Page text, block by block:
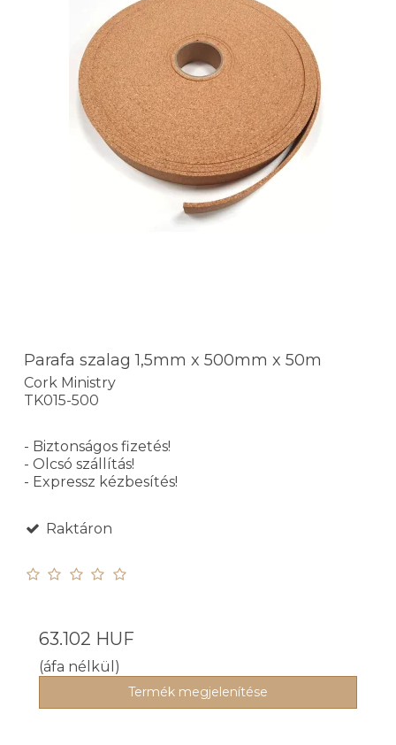
Parafa szalag 1,5mm x 500mm x 50m
Cork Ministry
TK015-500
- Biztonságos fizetés!
- Olcsó szállítás!
- Expressz kézbesítés!
Raktáron
63.102 HUF
(áfa nélkül)
Termék megjelenítése